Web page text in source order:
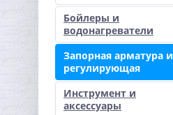
Бойлеры и
водонагреватели
Запорная арматура и
регулирующая
Инструмент и
аксессуары